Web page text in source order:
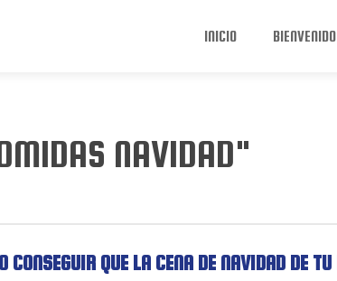
INICIO BIENVENIDO
NAVIDAD"
CONSEGUIR QUE LA CENA DE NAVIDAD DE